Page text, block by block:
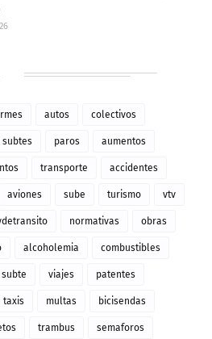
autos colectivos
subtes paros aumentos
transporte accidentes
aviones sube turismo vtv
normativas obras
alcoholemia combustibles
subte viajes patentes
taxis multas bicisendas
trambus semaforos